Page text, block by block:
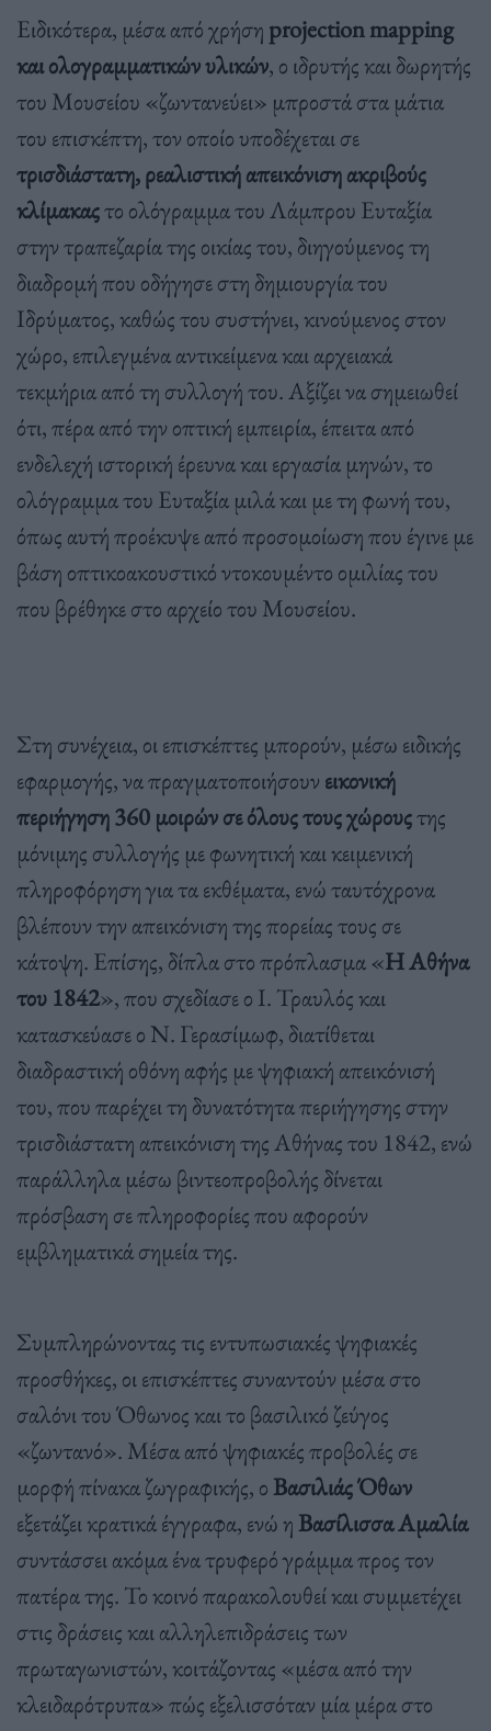
Ειδικότερα, μέσα από χρήση projection mapping
και ολογραμματικών υλικών, ο ιδρυτής και δωρητής
του Μουσείου «ζωντανεύει» μπροστά στα μάτια
του επισκέπτη, τον οποίο υποδέχεται σε
τρισδιάστατη, ρεαλιστική απεικόνιση ακριβούς
κλίμακαςτο ολόγραμμα του Λάμπρου Ευταξία
στην τραπεζαρία της οικίας του, διηγούμενος τη
διαδρομή που οδήγησε στη δημιουργία του
Ιδρύματος, καθώς του συστήνει, κινούμενος στον
χώρο, επιλεγμένα αντικείμενα και αρχειακά
τεκμήρια από τη συλλογή του. Αξίζει να σημειωθεί
ότι, πέρα από την οπτική εμπειρία, έπειτα από
ενδελεχή ιστορική έρευνα και εργασία μηνών, το
ολόγραμμα του Ευταξία μιλά και με τη φωνή του,
όπως αυτή προέκυψε από προσομοίωση που έγινε με
βάση οπτικοακουστικό ντοκουμέντο ομιλίας του
που βρέθηκε στο αρχείο του Μουσείου.
Στη συνέχεια, οι επισκέπτες μπορούν, μέσω ειδικής
εφαρμογής, να πραγματοποιήσουν εικονική
περιήγηση 360 μοιρών σε όλους τους χώρουςτης
μόνιμης συλλογής με φωνητική και κειμενική
πληροφόρηση για τα εκθέματα, ενώ ταυτόχρονα
βλέπουν την απεικόνιση της πορείας τους σε
κάτοψη. Επίσης, δίπλα στο πρόπλασμα «Η Αθήνα
του 1842», που σχεδίασε ο Ι. Τραυλός και
κατασκεύασε ο Ν. Γερασίμωφ, διατίθεται
διαδραστική οθόνη αφής με ψηφιακή απεικόνισή
του, που παρέχει τη δυνατότητα περιήγησης στην
τρισδιάστατη απεικόνιση της Αθήνας του 1842, ενώ
παράλληλα μέσω βιντεοπροβολής δίνεται
πρόσβαση σε πληροφορίες που αφορούν
εμβληματικά σημεία της.
Συμπληρώνοντας τις εντυπωσιακές ψηφιακές
προσθήκες, οι επισκέπτες συναντούν μέσα στο
σαλόνι του Όθωνος και το βασιλικό ζεύγος
«ζωντανό». Μέσα από ψηφιακές προβολές σε
μορφή πίνακα ζωγραφικής, οΒασιλιάς Όθων
εξετάζει κρατικά έγγραφα, ενώ ηΒασίλισσα Αμαλία
συντάσσει ακόμα ένα τρυφερό γράμμα προς τον
πατέρα της. Το κοινό παρακολουθεί και συμμετέχει
στις δράσεις και αλληλεπιδράσεις των
πρωταγωνιστών, κοιτάζοντας «μέσα από την
κλειδαρότρυπα» πώς εξελισσόταν μία μέρα στο